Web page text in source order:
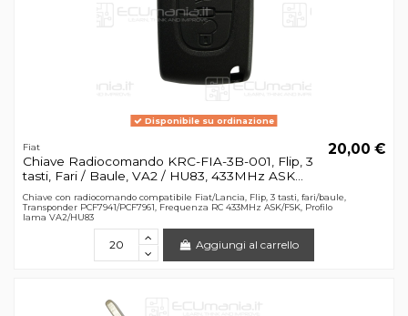
Disponibile su ordinazione
Fiat
Chiave Radiocomando KRC-FIA-3B-001, Flip, 3
tasti, Fari / Baule, VA2 / HU83, 433MHz ASK...
20,00 €
Chiave con radiocomando compatibile Fiat/Lancia, Flip, 3 tasti, fari/baule,
Transponder PCF7941/PCF7961, Frequenza RC 433MHz ASK/FSK, Profilo
lama VA2/HU83
Aggiungi al carrello